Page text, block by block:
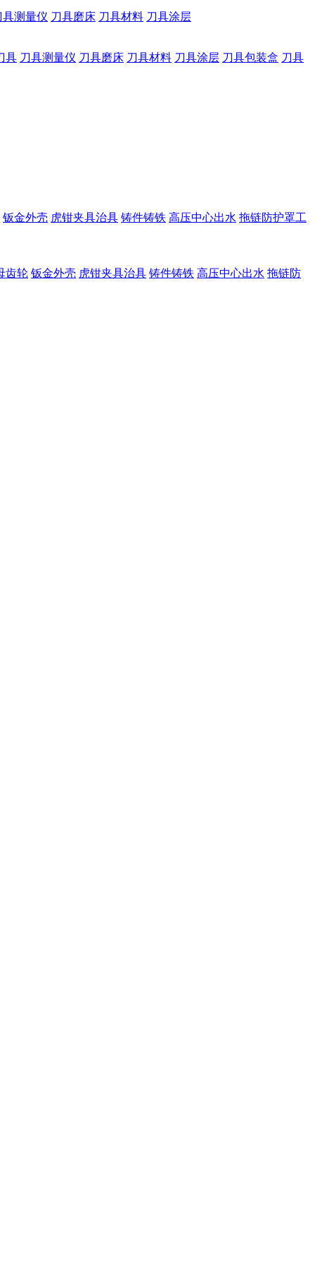
具测量仪 刀具磨床 刀具材料 刀具涂层
具 刀具测量仪 刀具磨床 刀具材料 刀具涂层 刀具包装盒 刀具
钣金外壳 虎钳夹具治具 铸件铸铁 高压中心出水 拖链防护罩工
齿轮 钣金外壳 虎钳夹具治具 铸件铸铁 高压中心出水 拖链防